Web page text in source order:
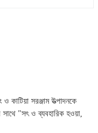
সরঞ্জাম উত্পাদনকে
সাথে "সৎ ও ব্যবহারিক হওয়া,